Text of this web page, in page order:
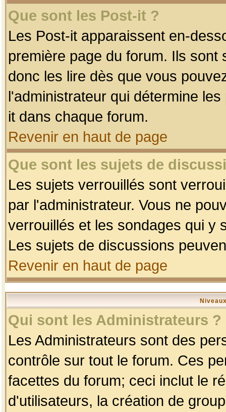
Que sont les Post-it ?
Les Post-it apparaissent en-
première page du forum. Ils
donc les lire dès que vous
l'administrateur qui détermine
it dans chaque forum.
Revenir en haut de page
Que sont les sujets de
Les sujets verrouillés sont
par l'administrateur. Vous ne
verrouillés et les sondages qui y
Les sujets de discussions
Revenir en haut de page
Qui sont les Administrateurs ?
Les Administrateurs sont des
contrôle sur tout le forum. Ces
facettes du forum; ceci inclut le
d'utilisateurs, la création de